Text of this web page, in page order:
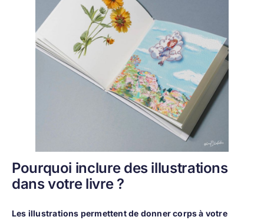
Pourquoi inclure des illustrations
dans votre livre ?
Les illustrations permettent de donner corps à votre